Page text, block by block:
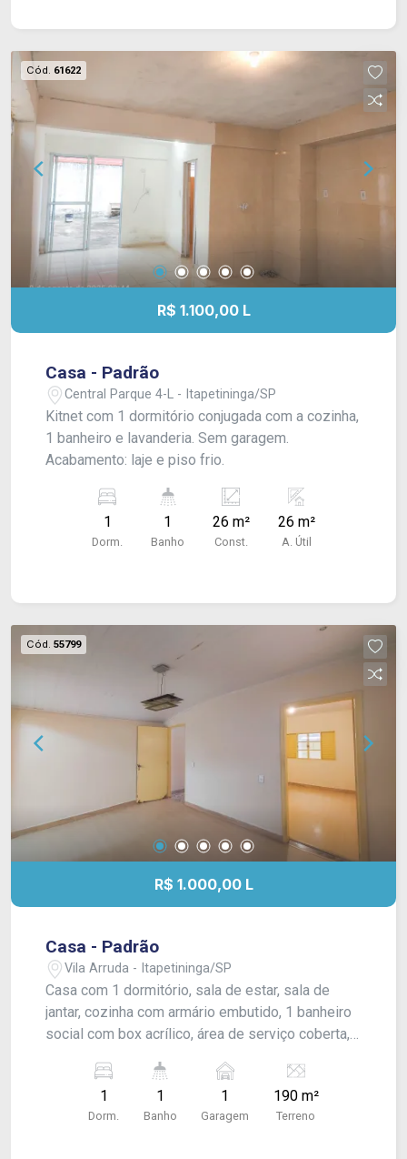
Cód. 61622
R$ 1.100,00 L
Casa - Padrão
Central Parque 4-L - Itapetininga/SP
Kitnet com 1 dormitório conjugada com a cozinha,
1 banheiro e lavanderia. Sem garagem.
Acabamento: laje e piso frio.
1
Dorm.
1
Banho
26 m²
Const.
26 m²
A. Útil
Cód. 55799
R$ 1.000,00 L
Casa - Padrão
Vila Arruda - Itapetininga/SP
Casa com 1 dormitório, sala de estar, sala de
jantar, cozinha com armário embutido, 1 banheiro
social com box acrílico, área de serviço coberta,
Acabamento: forro pvc e piso frio.
1
Dorm.
1
Banho
1
Garagem
190 m²
Terreno